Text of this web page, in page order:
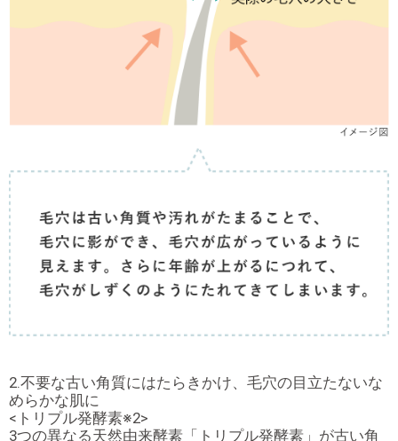
2.不要な古い角質にはたらきかけ、毛穴の目立たないな
めらかな肌に
<トリプル発酵素※2>
3つの異なる天然由来酵素「トリプル発酵素」が古い角